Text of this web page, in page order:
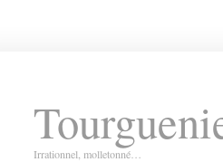
Irrationnel, molletonné…